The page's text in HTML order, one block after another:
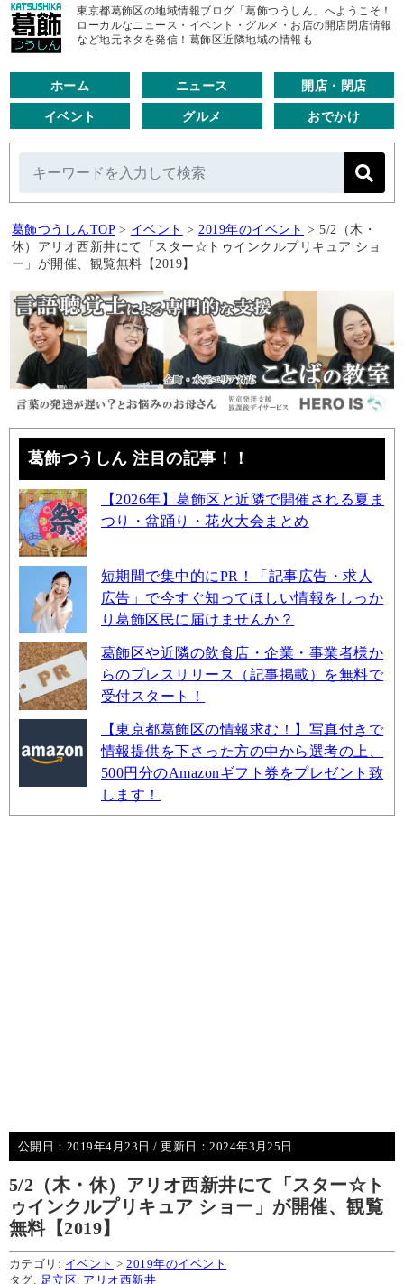
東京都葛飾区の地域情報ブログ「葛飾つうしん」へようこそ！
ローカルなニュース・イベント・グルメ・お店の開店閉店情報
など地元ネタを発信！葛飾区近隣地域の情報も
ホーム ニュース 開店・閉店
イベント グルメ おでかけ
葛飾つうしんTOP > イベント > 2019年のイベント > 5/2（木・
休）アリオ西新井にて「スター☆トゥインクルプリキュア ショ
ー」が開催、観覧無料【2019】
葛飾つうしん 注目の記事！！
【2026年】葛飾区と近隣で開催される夏ま
つり・盆踊り・花火大会まとめ
短期間で集中的にPR！「記事広告・求人
広告」で今すぐ知ってほしい情報をしっか
り葛飾区民に届けませんか？
葛飾区や近隣の飲食店・企業・事業者様か
らのプレスリリース（記事掲載）を無料で
受付スタート！
【東京都葛飾区の情報求む！】写真付きで
情報提供を下さった方の中から選考の上、
500円分のAmazonギフト券をプレゼント致
します！
公開日： 2019年4月23日 / 更新日：2024年3月25日
5/2（木・休）アリオ西新井にて「スター☆ト
ゥインクルプリキュア ショー」が開催、観覧
無料【2019】
カテゴリ: イベント >2019年のイベント
タグ: 足立区 アリオ西新井